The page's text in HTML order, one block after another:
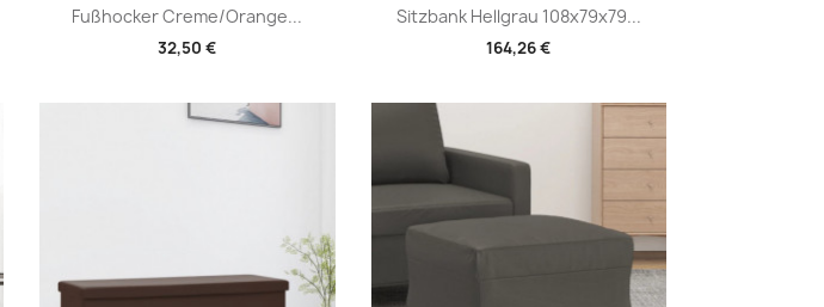
Fußhocker Creme/Orange...
32,50 €
Vorschau Sitzbank Hellgrau 108x79x79...
164,26 €
Vorschau